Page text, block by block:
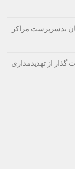
شد؛ ۲۷ درصد کودکان بدسرپرست مراکز
از تهدیدمداری